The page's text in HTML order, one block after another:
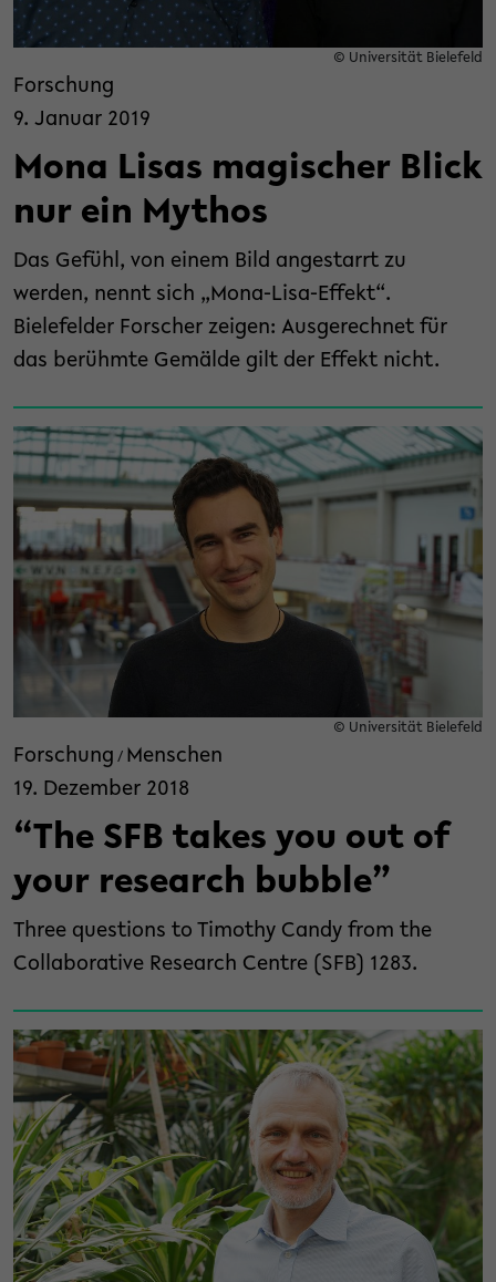
© Universität Bielefeld
Forschung
9. Januar 2019
Mona Lisas magischer Blick
nur ein Mythos
Das Gefühl, von einem Bild angestarrt zu
werden, nennt sich „Mona-Lisa-Effekt“.
Bielefelder Forscher zeigen: Ausgerechnet für
das berühmte Gemälde gilt der Effekt nicht.
© Universität Bielefeld
Forschung / Menschen
19. Dezember 2018
“The SFB takes you out of
your research bubble”
Three questions to Timothy Candy from the
Collaborative Research Centre (SFB) 1283.